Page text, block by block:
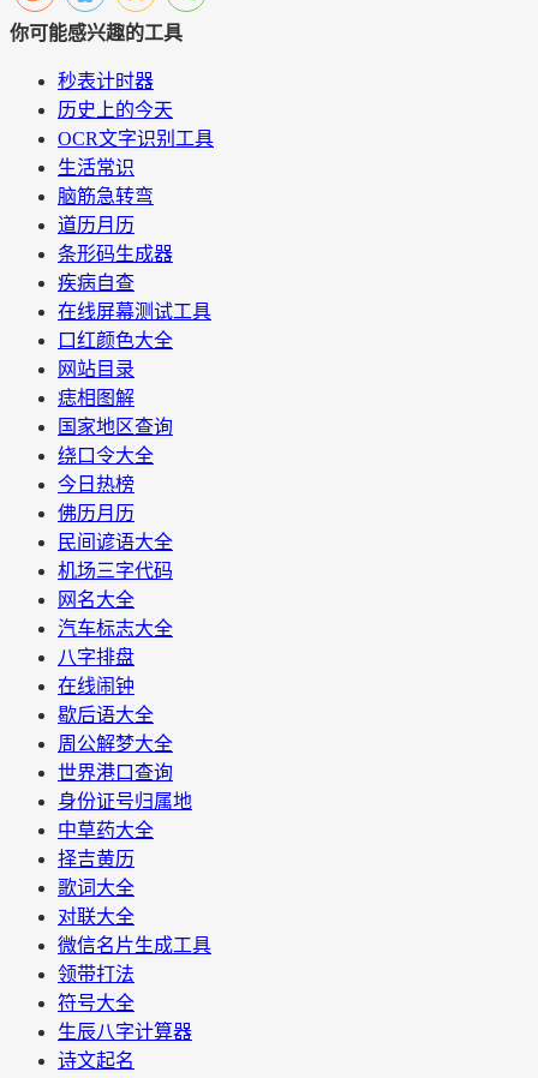
你可能感兴趣的工具
秒表计时器
历史上的今天
OCR文字识别工具
生活常识
脑筋急转弯
道历月历
条形码生成器
疾病自查
在线屏幕测试工具
口红颜色大全
网站目录
痣相图解
国家地区查询
绕口令大全
今日热榜
佛历月历
民间谚语大全
机场三字代码
网名大全
汽车标志大全
八字排盘
在线闹钟
歇后语大全
周公解梦大全
世界港口查询
身份证号归属地
中草药大全
择吉黄历
歌词大全
对联大全
微信名片生成工具
领带打法
符号大全
生辰八字计算器
诗文起名